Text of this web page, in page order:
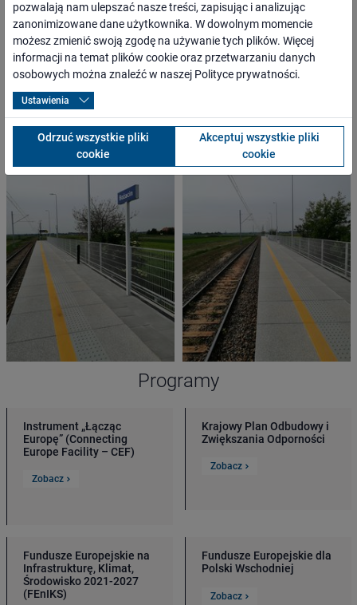
WARTOŚĆ PROJEKTU
2 355 258,40 PLN
ZDJĘCIA
Programy
Instrument „Łącząc
Europę” (Connecting
Europe Facility – CEF)
Zobacz
Krajowy Plan Odbudowy i
Zwiększania Odporności
Zobacz
Fundusze Europejskie na
Infrastrukturę, Klimat,
Środowisko 2021-2027
(FEnIKS)
Fundusze Europejskie dla
Polski Wschodniej
Zobacz
pozwalają nam ulepszać nasze treści, zapisując i analizując
zanonimizowane dane użytkownika. W dowolnym momencie
możesz zmienić swoją zgodę na używanie tych plików. Więcej
informacji na temat plików cookie oraz przetwarzaniu danych
osobowych można znaleźć w naszej Polityce prywatności.
Ustawienia
Odrzuć wszystkie pliki
cookie
Akceptuj wszystkie pliki
cookie